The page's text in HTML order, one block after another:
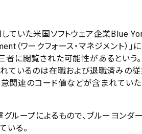
ていた米国ソフトウェア企業Blue
ワークフォース・マネジメント）」
に閲覧された可能性があるという。
ているのは在職および退職済みの
怠関連のコード値などが含まれていた
ループによるもので、ブルーヨンダ
いる。